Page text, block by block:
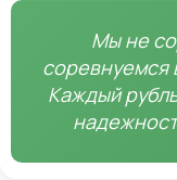
Мы не
соревнуемся
Каждый